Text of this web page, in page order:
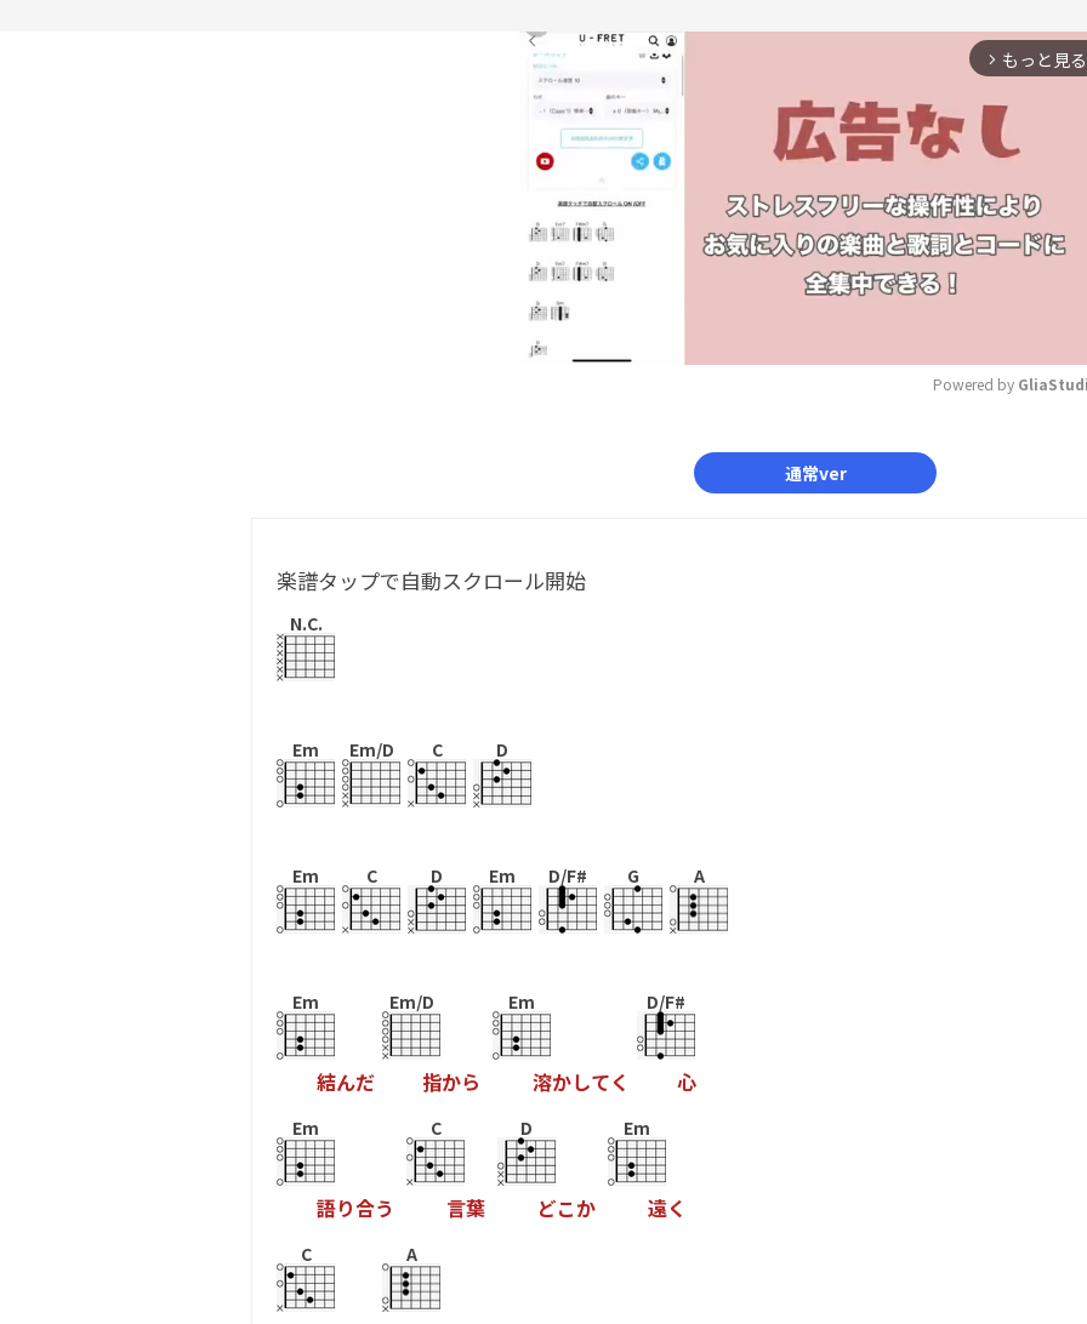
arrow_forward_ios もっと見る
Powered by
通常ver
楽譜タップで自動スクロール開始
N.C.
Em Em/D C D
Em C D Em D/F# G A
Em
結んだ
Em/D
指から
Em
溶かしてく
D/F#
心
Em
語り合う
C
言葉
D
どこか
Em
遠く
C A